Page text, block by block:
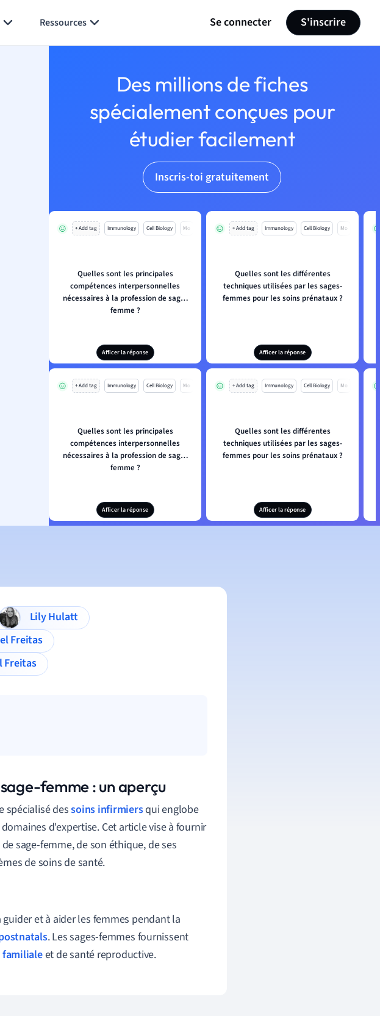
Ressources Se connecter S'inscrire
Des millions de fiches
spécialement conçues pour
étudier facilement
Inscris-toi gratuitement
+ Add tag Immunology Cell Biology Mo
Quelles sont les principales
compétences interpersonnelles
nécessaires à la profession de sage-
femme ?
Afficer la réponse
+ Add tag Immunology Cell Biology Mo
Quelles sont les différentes
techniques utilisées par les sages-
femmes pour les soins prénataux ?
Afficer la réponse
+ Add tag Immunology Cell Biology Mo
Quelles sont les principales
compétences interpersonnelles
nécessaires à la profession de sage-
femme ?
Afficer la réponse
+ Add tag Immunology Cell Biology Mo
Quelles sont les différentes
techniques utilisées par les sages-
femmes pour les soins prénataux ?
Afficer la réponse
Lily Hulatt
Freitas
Freitas
femme : un aperçu
spécialisé dessoins infirmiersqui englobe
d'expertise. Cet article vise à fournir
sage-femme, de son éthique, de ses
de soins de santé.
et à aider les femmes pendant la
. Les sages-femmes fournissent
et de santé reproductive.